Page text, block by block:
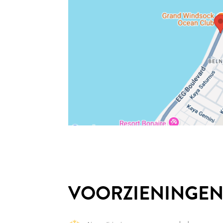
VOORZIENINGEN